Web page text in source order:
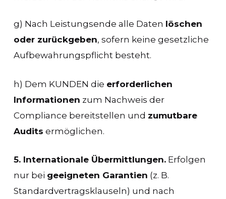
g) Nach Leistungsende alle Daten löschen
oder zurückgeben, sofern keine gesetzliche
Aufbewahrungspflicht besteht.
h) Dem KUNDEN die erforderlichen
Informationen zum Nachweis der
Compliance bereitstellen und zumutbare
Audits ermöglichen.
5. Internationale Übermittlungen.Erfolgen
nur bei geeigneten Garantien (z. B.
Standardvertragsklauseln) und nach